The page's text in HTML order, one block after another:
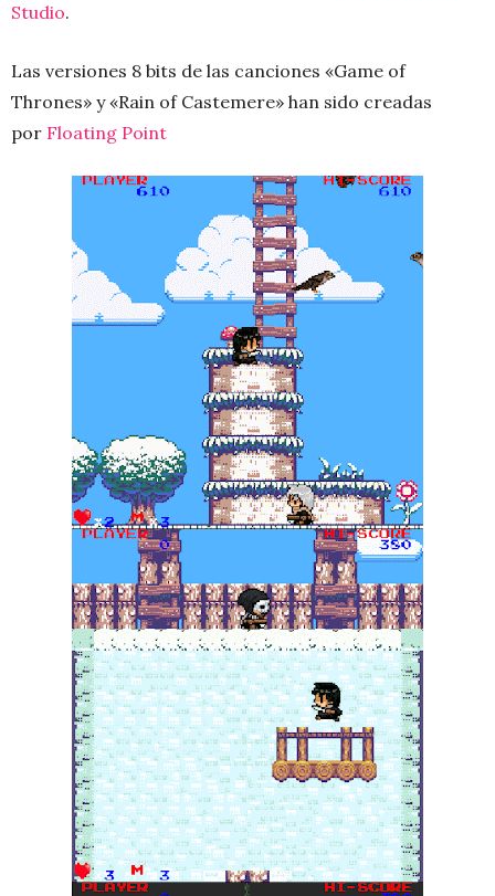
Studio.
Las versiones 8 bits de las canciones «Game of
Thrones» y «Rain of Castemere» han sido creadas
por Floating Point